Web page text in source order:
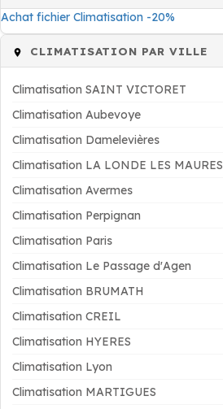
Achat fichier Climatisation -20%
CLIMATISATION PAR VILLE
Climatisation SAINT VICTORET
Climatisation Aubevoye
Climatisation Damelevières
Climatisation LA LONDE LES MAURES
Climatisation Avermes
Climatisation Perpignan
Climatisation Paris
Climatisation Le Passage d'Agen
Climatisation BRUMATH
Climatisation CREIL
Climatisation HYERES
Climatisation Lyon
Climatisation MARTIGUES